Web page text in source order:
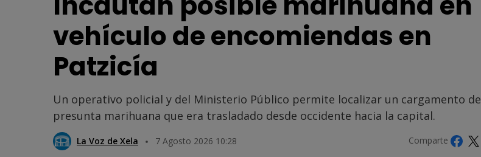
vehículo de encomiendas en
Patzicía
Un operativo policial y del Ministerio Público permite localizar un cargamento de
presunta marihuana que era trasladado desde occidente hacia la capital.
La Voz de Xela 7 Agosto 2026 10:28 Comparte